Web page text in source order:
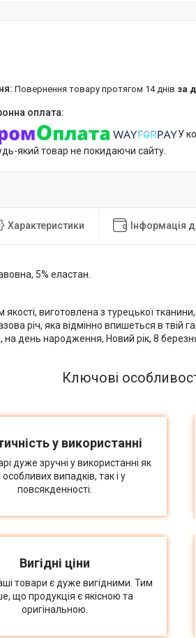
повернення товару протягом 14 днів за
У
який товар не покидаючи сайту.
Характеристики Інформація
5% еластан.
виготовлена з турецької
річ, яка відмінно впишеться в твій
на день народження, Новий рік, 8
Ключові
у використанні
дуже зручні у використанні як
випадків, так і у
повсякденності.
Вигідні ціни
товари є дуже вигідними. Тим
що продукція є якісною та
оригінальною.